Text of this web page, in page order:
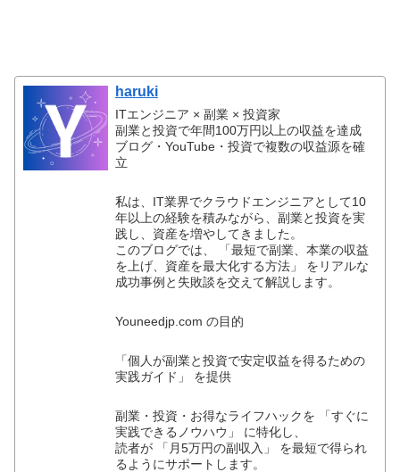
haruki
ITエンジニア × 副業 × 投資家
副業と投資で年間100万円以上の収益を達成
ブログ・YouTube・投資で複数の収益源を確
立
私は、IT業界でクラウドエンジニアとして10
年以上の経験を積みながら、副業と投資を実
践し、資産を増やしてきました。
このブログでは、 「最短で副業、本業の収益
を上げ、資産を最大化する方法」 をリアルな
成功事例と失敗談を交えて解説します。
Youneedjp.com の目的
「個人が副業と投資で安定収益を得るための
実践ガイド」 を提供
副業・投資・お得なライフハックを 「すぐに
実践できるノウハウ」 に特化し、
読者が 「月5万円の副収入」 を最短で得られ
るようにサポートします。